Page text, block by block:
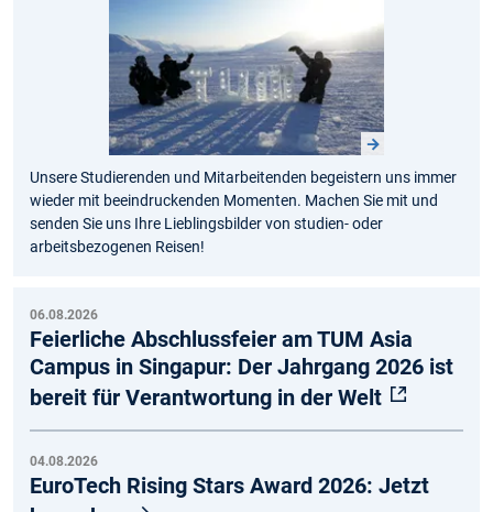
Unsere Studierenden und Mitarbeitenden begeistern uns immer
wieder mit beeindruckenden Momenten. Machen Sie mit und
senden Sie uns Ihre Lieblingsbilder von studien- oder
arbeitsbezogenen Reisen!
06.08.2026
Feierliche Abschlussfeier am TUM Asia
Campus in Singapur: Der Jahrgang 2026 ist
bereit für Verantwortung in der Welt
04.08.2026
EuroTech Rising Stars Award 2026: Jetzt